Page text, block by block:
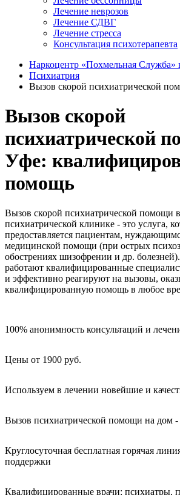
Лечение неврозов
Лечение СДВГ
Лечение стресса
Консультация психотерапевта
Наркоцентр «Похмельная Служба»
Психиатрия
Вызов скорой психиатрической
Вызов скорой
психиатрической
Уфе:
помощь
Вызов скорой психиатрической помощи
психиатрической клинике - это услуга,
предоставляется пациентам,
медицинской помощи (при острых
обострениях шизофрении и др.
работают квалифицированные
и эффективно реагируют на вызовы,
квалифицированную помощь в любое
100% анонимность консультаций и
Цены от 1900 руб.
Используем в лечении новейшие и
Вызов психиатрической помощи на дом
Круглосуточная бесплатная горячая
поддержки
Квалифицированные врачи: психиатры,